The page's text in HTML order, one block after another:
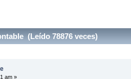
(Leído 78876 veces)
am »